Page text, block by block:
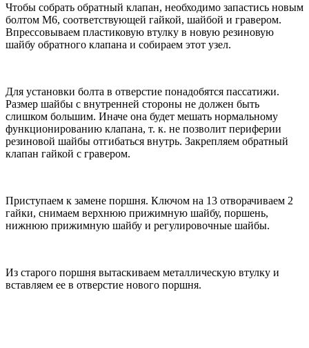
Чтобы собрать обратный клапан, необходимо запастись новым
болтом М6, соответствующей гайкой, шайбой и гравером.
Впрессовываем пластиковую втулку в новую резиновую
шайбу обратного клапана и собираем этот узел.
Для установки болта в отверстие понадобятся пассатижи.
Размер шайбы с внутренней стороны не должен быть
слишком большим. Иначе она будет мешать нормальному
функционированию клапана, т. к. не позволит периферии
резиновой шайбы отгибаться внутрь. Закрепляем обратный
клапан гайкой с гравером.
Приступаем к замене поршня. Ключом на 13 отворачиваем 2
гайки, снимаем верхнюю прижимную шайбу, поршень,
нижнюю прижимную шайбу и регулировочные шайбы.
Из старого поршня вытаскиваем металлическую втулку и
вставляем ее в отверстие нового поршня.